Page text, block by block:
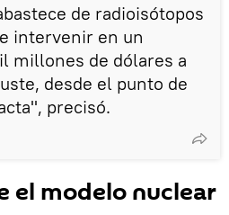
de radioisótopos
intervenir en un
millones de dólares a
desde el punto de
precisó.
el modelo nuclear